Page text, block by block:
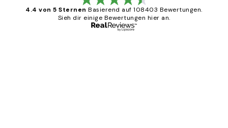
4.4 von 5 Sternen Basierend auf 108403 Bewertungen.
Sieh dir einige Bewertungen hier an.